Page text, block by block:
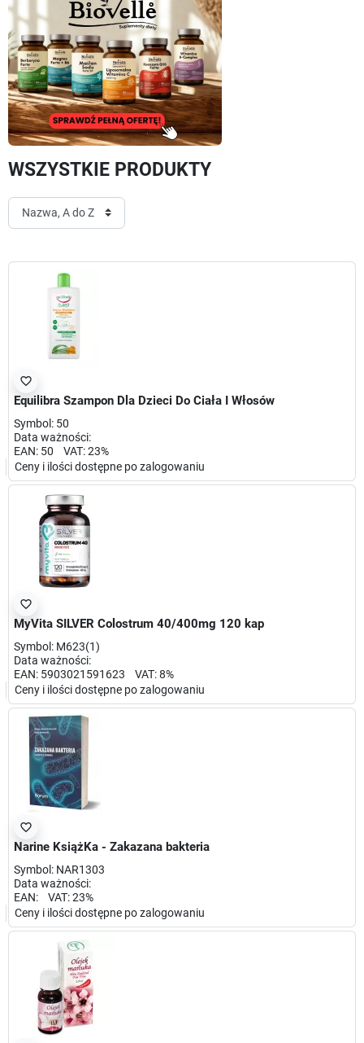
WSZYSTKIE PRODUKTY
favorite_border
Equilibra Szampon Dla Dzieci Do Ciała I Włosów
Symbol: 50
Data ważności:
EAN: 50 VAT: 23%
Ceny i ilości dostępne po zalogowaniu
favorite_border
MyVita SILVER Colostrum 40/400mg 120 kap
Symbol: M623(1)
Data ważności:
EAN: 5903021591623 VAT: 8%
Ceny i ilości dostępne po zalogowaniu
favorite_border
Narine KsiążKa - Zakazana bakteria
Symbol: NAR1303
Data ważności:
EAN: VAT: 23%
Ceny i ilości dostępne po zalogowaniu